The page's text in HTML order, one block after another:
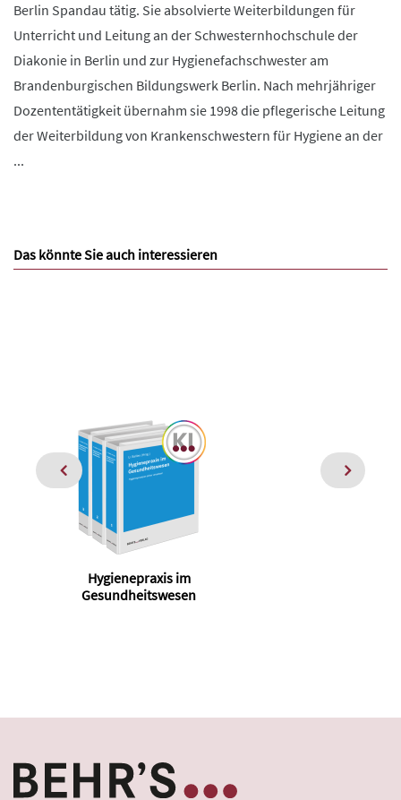
Berlin Spandau tätig. Sie absolvierte Weiterbildungen für
Unterricht und Leitung an der Schwesternhochschule der
Diakonie in Berlin und zur Hygienefachschwester am
Brandenburgischen Bildungswerk Berlin. Nach mehrjähriger
Dozententätigkeit übernahm sie 1998 die pflegerische Leitung
der Weiterbildung von Krankenschwestern für Hygiene an der
...
Das könnte Sie auch interessieren
Hygienepraxis im
Gesundheitswesen